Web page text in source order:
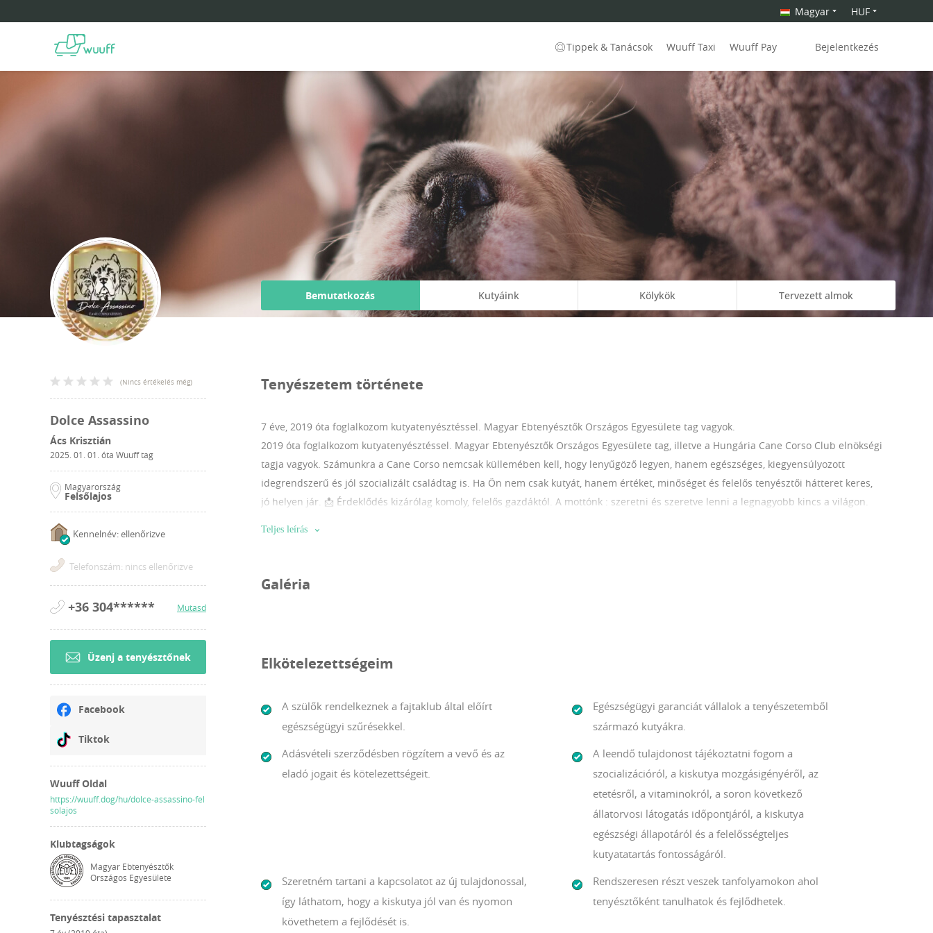
Magyar HUF
Tippek & Tanácsok Wuuff Taxi Wuuff Pay Bejelentkezés
(Nincs értékelés még)
Dolce Assassino
Ács Krisztián
2025. 01. 01. óta Wuuff tag
Magyarország
Felsőlajos
Kennelnév: ellenőrizve
Telefonszám: nincs ellenőrizve
+36 304****** Mutasd
Üzenj a tenyésztőnek
Facebook
Tiktok
Wuuff Oldal
https://wuuff.dog/hu/dolce-assassino-fel
solajos
Klubtagságok
Magyar Ebtenyésztők
Országos Egyesülete
Tenyésztési tapasztalat
Bemutatkozás Kutyáink Kölykök Tervezett almok
Tenyészetem története
7 éve, 2019 óta foglalkozom kutyatenyésztéssel. Magyar Ebtenyésztők Országos Egyesülete tag vagyok.
2019 óta foglalkozom kutyatenyésztéssel. Magyar Ebtenyésztők Országos Egyesülete tag, illetve a Hungária Cane Corso Club elnökségi
tagja vagyok. Számunkra a Cane Corso nemcsak küllemében kell, hogy lenyűgöző legyen, hanem egészséges, kiegyensúlyozott
idegrendszerű és jól szocializált családtag is. Ha Ön nem csak kutyát, hanem értéket, minőséget és felelős tenyésztői hátteret keres,
jó helyen jár. 📩 Érdeklődés kizárólag komoly, felelős gazdáktól. A mottónk : szeretni és szeretve lenni a legnagyobb kincs a világon.
Teljes leírás
Galéria
Elkötelezettségeim
A szülők rendelkeznek a fajtaklub által előírt
egészségügyi szűrésekkel.
Egészségügyi garanciát vállalok a tenyészetemből
származó kutyákra.
Adásvételi szerződésben rögzítem a vevő és az
eladó jogait és kötelezettségeit.
A leendő tulajdonost tájékoztatni fogom a
szocializációról, a kiskutya mozgásigényéről, az
etetésről, a vitaminokról, a soron következő
állatorvosi látogatás időpontjáról, a kiskutya
egészségi állapotáról és a felelősségteljes
kutyatatartás fontosságáról.
Szeretném tartani a kapcsolatot az új tulajdonossal,
így láthatom, hogy a kiskutya jól van és nyomon
követhetem a fejlődését is.
Rendszeresen részt veszek tanfolyamokon ahol
tenyésztőként tanulhatok és fejlődhetek.